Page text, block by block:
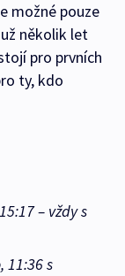
možné pouze
několik let
pro prvních
ty, kdo
– vždy s
11:36 s